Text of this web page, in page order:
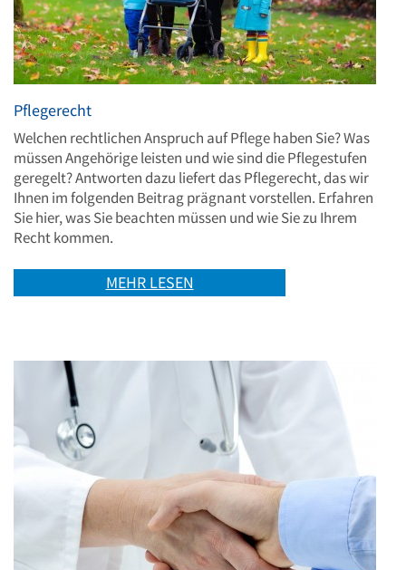
Pflegerecht
Welchen rechtlichen Anspruch auf Pflege haben Sie? Was
müssen Angehörige leisten und wie sind die Pflegestufen
geregelt? Antworten dazu liefert das Pflegerecht, das wir
Ihnen im folgenden Beitrag prägnant vorstellen. Erfahren
Sie hier, was Sie beachten müssen und wie Sie zu Ihrem
Recht kommen.
MEHR LESEN